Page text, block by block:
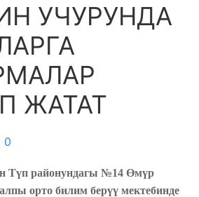
УЧУРУНДА
ЖАТАТ
0
Түп районундагы №14 Өмүр
орто билим берүү мектебинде